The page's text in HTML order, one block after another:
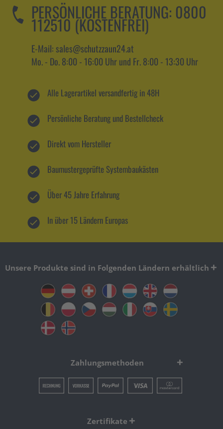
PERSÖNLICHE BERATUNG: 0800
112510 (KOSTENFREI)
E-Mail: sales@schutzzaun24.at
Mo. - Do. 8:00 - 16:00 Uhr und Fr. 8:00 - 13:30 Uhr
Alle Lagerartikel versandfertig in 48H
Persönliche Beratung und Bestellcheck
Direkt vom Hersteller
Baumustergeprüfte Systembaukästen
Über 45 Jahre Erfahrung
In über 15 Ländern Europas
Unsere Produkte sind in Folgenden Ländern erhältlich
Zahlungsmethoden
Zertifikate